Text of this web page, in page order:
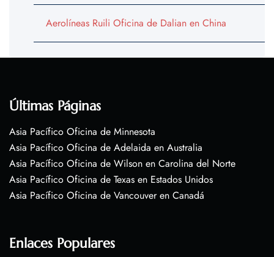
Aerolíneas Ruili Oficina de Dalian en China
Últimas Páginas
Asia Pacífico Oficina de Minnesota
Asia Pacífico Oficina de Adelaida en Australia
Asia Pacífico Oficina de Wilson en Carolina del Norte
Asia Pacífico Oficina de Texas en Estados Unidos
Asia Pacífico Oficina de Vancouver en Canadá
Enlaces Populares